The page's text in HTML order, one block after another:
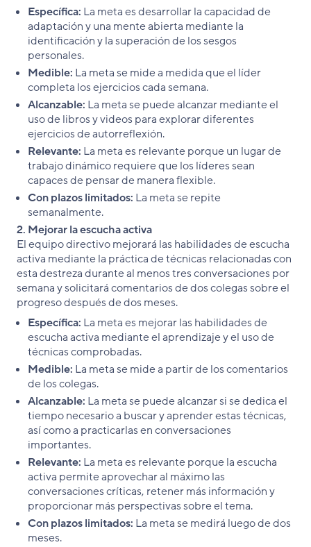
Específica: La meta es desarrollar la capacidad de
adaptación y una mente abierta mediante la
identificación y la superación de los sesgos
personales.
Medible: La meta se mide a medida que el líder
completa los ejercicios cada semana.
Alcanzable: La meta se puede alcanzar mediante el
uso de libros y videos para explorar diferentes
ejercicios de autorreflexión.
Relevante: La meta es relevante porque un lugar de
trabajo dinámico requiere que los líderes sean
capaces de pensar de manera flexible.
Con plazos limitados: La meta se repite
semanalmente.
2. Mejorar la escucha activa
El equipo directivo mejorará las habilidades de escucha
activa mediante la práctica de técnicas relacionadas con
esta destreza durante al menos tres conversaciones por
semana y solicitará comentarios de dos colegas sobre el
progreso después de dos meses.
Específica: La meta es mejorar las habilidades de
escucha activa mediante el aprendizaje y el uso de
técnicas comprobadas.
Medible: La meta se mide a partir de los comentarios
de los colegas.
Alcanzable: La meta se puede alcanzar si se dedica el
tiempo necesario a buscar y aprender estas técnicas,
así como a practicarlas en conversaciones
importantes.
Relevante: La meta es relevante porque la escucha
activa permite aprovechar al máximo las
conversaciones críticas, retener más información y
proporcionar más perspectivas sobre el tema.
Con plazos limitados: La meta se medirá luego de dos
meses.